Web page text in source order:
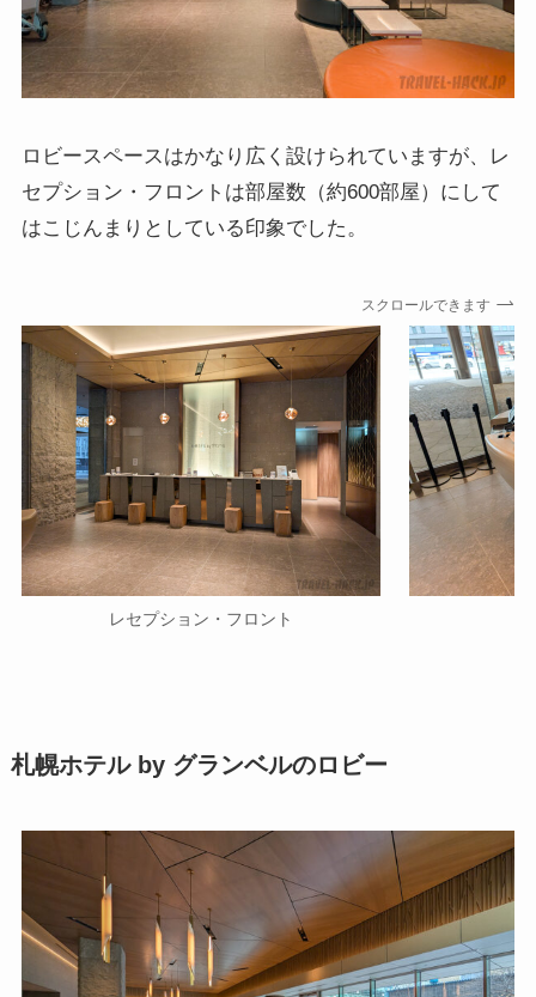
ロビースペースはかなり広く設けられていますが、レ
セプション・フロントは部屋数（約600部屋）にして
はこじんまりとしている印象でした。
スクロールできます
レセプション・フロント
札幌ホテル by グランベルのロビー